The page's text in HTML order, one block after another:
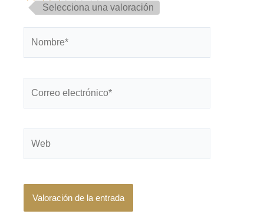
Selecciona una valoración
electrónico*